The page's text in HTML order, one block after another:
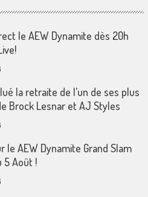
le AEW Dynamite dès 20h
la retraite de l’un de ses plus
Brock Lesnar et AJ Styles
le AEW Dynamite Grand Slam
5 Août !